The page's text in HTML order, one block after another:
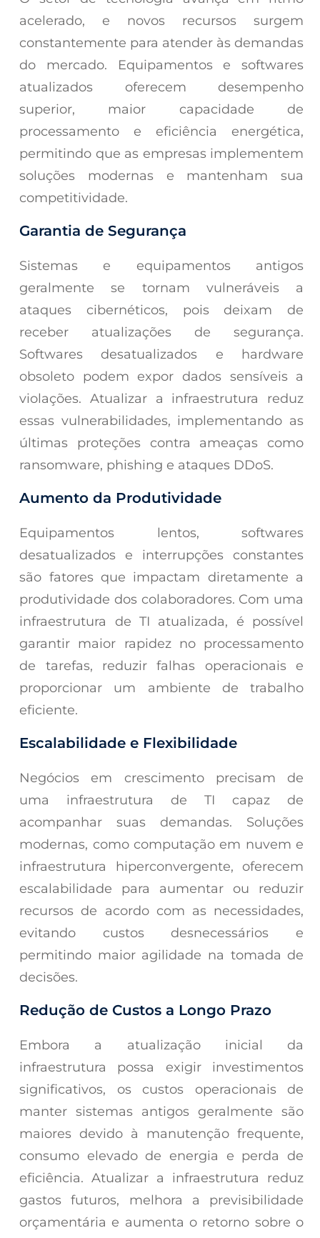
acelerado, e novos recursos surgem
constantemente para atender às demandas
do mercado. Equipamentos e softwares
atualizados oferecem desempenho
superior, maior capacidade de
processamento e eficiência energética,
permitindo que as empresas implementem
soluções modernas e mantenham sua
competitividade.
Garantia de Segurança
Sistemas e equipamentos antigos
geralmente se tornam vulneráveis a
ataques cibernéticos, pois deixam de
receber atualizações de segurança.
Softwares desatualizados e hardware
obsoleto podem expor dados sensíveis a
violações. Atualizar a infraestrutura reduz
essas vulnerabilidades, implementando as
últimas proteções contra ameaças como
ransomware, phishing e ataques DDoS.
Aumento da Produtividade
Equipamentos lentos, softwares
desatualizados e interrupções constantes
são fatores que impactam diretamente a
produtividade dos colaboradores. Com uma
infraestrutura de TI atualizada, é possível
garantir maior rapidez no processamento
de tarefas, reduzir falhas operacionais e
proporcionar um ambiente de trabalho
eficiente.
Escalabilidade e Flexibilidade
Negócios em crescimento precisam de
uma infraestrutura de TI capaz de
acompanhar suas demandas. Soluções
modernas, como computação em nuvem e
infraestrutura hiperconvergente, oferecem
escalabilidade para aumentar ou reduzir
recursos de acordo com as necessidades,
evitando custos desnecessários e
permitindo maior agilidade na tomada de
decisões.
Redução de Custos a Longo Prazo
Embora a atualização inicial da
infraestrutura possa exigir investimentos
significativos, os custos operacionais de
manter sistemas antigos geralmente são
maiores devido à manutenção frequente,
consumo elevado de energia e perda de
eficiência. Atualizar a infraestrutura reduz
gastos futuros, melhora a previsibilidade
orçamentária e aumenta o retorno sobre o